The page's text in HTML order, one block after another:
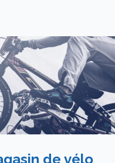
de vélo